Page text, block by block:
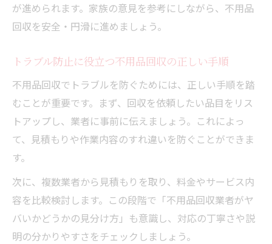
が進められます。家族の意見を参考にしながら、不用品
回収を安全・円滑に進めましょう。
トラブル防止に役立つ不用品回収の正しい手順
不用品回収でトラブルを防ぐためには、正しい手順を踏
むことが重要です。まず、回収を依頼したい品目をリス
トアップし、業者に事前に伝えましょう。これによっ
て、見積もりや作業内容のすれ違いを防ぐことができま
す。
次に、複数業者から見積もりを取り、料金やサービス内
容を比較検討します。この段階で「不用品回収業者がヤ
バいかどうかの見分け方」も意識し、対応の丁寧さや説
明の分かりやすさをチェックしましょう。